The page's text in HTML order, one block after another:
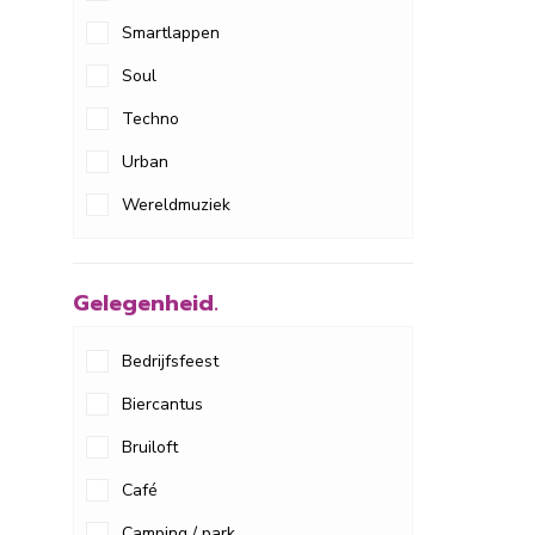
Smartlappen
Soul
Techno
Urban
Wereldmuziek
Gelegenheid.
Bedrijfsfeest
Biercantus
Bruiloft
Café